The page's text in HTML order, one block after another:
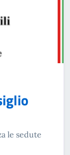
le sedute